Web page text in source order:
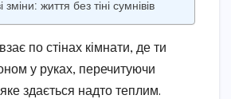
зміни: життя без тіні сумнівів
по стінах кімнати, де ти
у руках, перечитуючи
здається надто теплим.